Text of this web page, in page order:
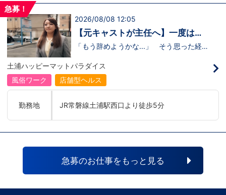
できたポイント、将来の展望までリアルに
↓https://youtu.be/UY9DxQ22NBA
急募！
2026/08/08 12:05
【元キャストが主任へ】一度は退
職を考えた3年目スタッフの転機
「もう辞めようかな...」 そう思った経験
す。 今回の動画では、土浦店所属・森田
主任にインタビュー。元キャストの彼女
が、入社してから挫折を経験しながら
も 主任へと成長した背景 には、意外に
た。 当グループを選んだ理由、印象に残
っているエピソード、そして意外な趣味ま
で。森田主任の飾らない人柄が垣間見える
↓ https://www.youtube.com/watch?
土浦ハッピーマットパラダイス
風俗ワーク
店舗型ヘルス
勤務地 JR常磐線土浦駅西口より徒歩5分
急募のお仕事をもっと見る